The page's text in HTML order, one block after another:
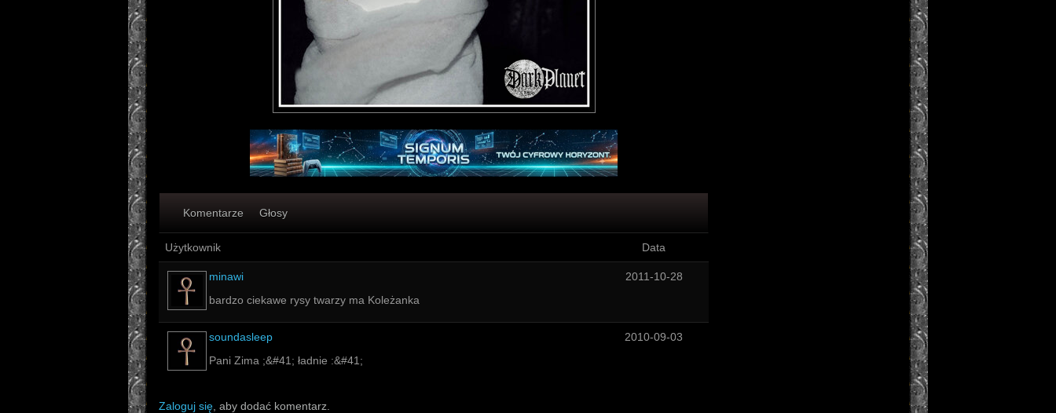
Komentarze Głosy
Użytkownik Data
minawi
bardzo ciekawe rysy twarzy ma Koleżanka
2011-10-28
soundasleep
Pani Zima ;&#41; ładnie :&#41;
2010-09-03
Zaloguj się , aby dodać komentarz.